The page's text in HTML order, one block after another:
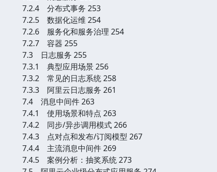
7.2.4 分布式事务 253
7.2.5 数据化运维 254
7.2.6 服务化和服务治理 254
7.2.7 容器 255
7.3 日志服务 255
7.3.1 典型应用场景 256
7.3.2 常见的日志系统 258
7.3.3 阿里云日志服务 261
7.4 消息中间件 263
7.4.1 使用场景和特点 263
7.4.2 同步/异步调用模式 266
7.4.3 点对点和发布/订阅模型 267
7.4.4 主流消息中间件 269
7.4.5 案例分析：抽奖系统 273